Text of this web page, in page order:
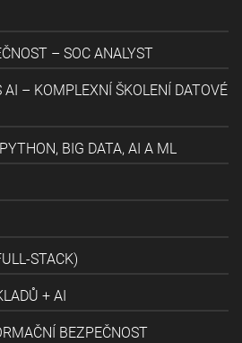
– SOC ANALYST
AI – KOMPLEXNÍ ŠKOLENÍ DATOVÉ
BIG DATA, AI A ML
STACK)
+ AI
BEZPEČNOST